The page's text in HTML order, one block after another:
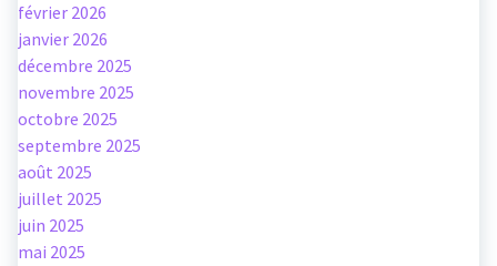
février 2026
janvier 2026
décembre 2025
novembre 2025
octobre 2025
septembre 2025
août 2025
juillet 2025
juin 2025
mai 2025